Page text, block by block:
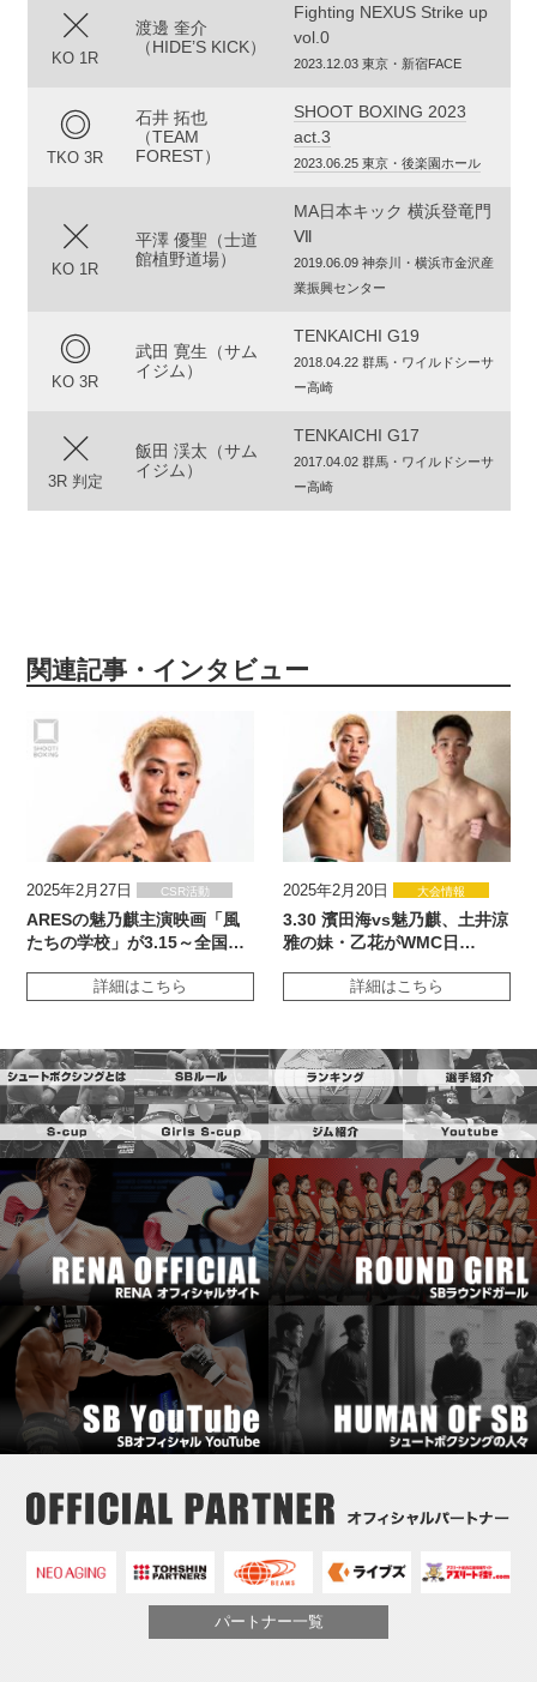
KO 1R
渡邊 奎介
（HIDE’S KICK）
Fighting NEXUS Strike up
vol.0
2023.12.03 東京・新宿FACE
TKO 3R
石井 拓也
（TEAM
FOREST）
SHOOT BOXING 2023
act.3
2023.06.25 東京・後楽園ホール
KO 1R
平澤 優聖（士道
館植野道場）
MA日本キック 横浜登竜門
Ⅶ
2019.06.09 神奈川・横浜市金沢産
業振興センター
KO 3R
武田 寛生（サム
イジム）
TENKAICHI G19
2018.04.22 群馬・ワイルドシーサ
ー高崎
3R 判定
飯田 渓太（サム
イジム）
TENKAICHI G17
2017.04.02 群馬・ワイルドシーサ
ー高崎
関連記事・インタビュー
2025年2月27日 CSR活動
ARESの魅乃麒主演映画「風
たちの学校」が3.15～全国…
詳細はこちら
2025年2月20日 大会情報
3.30 濱田海vs魅乃麒、土井涼
雅の妹・乙花がWMC日…
詳細はこちら
パートナー一覧